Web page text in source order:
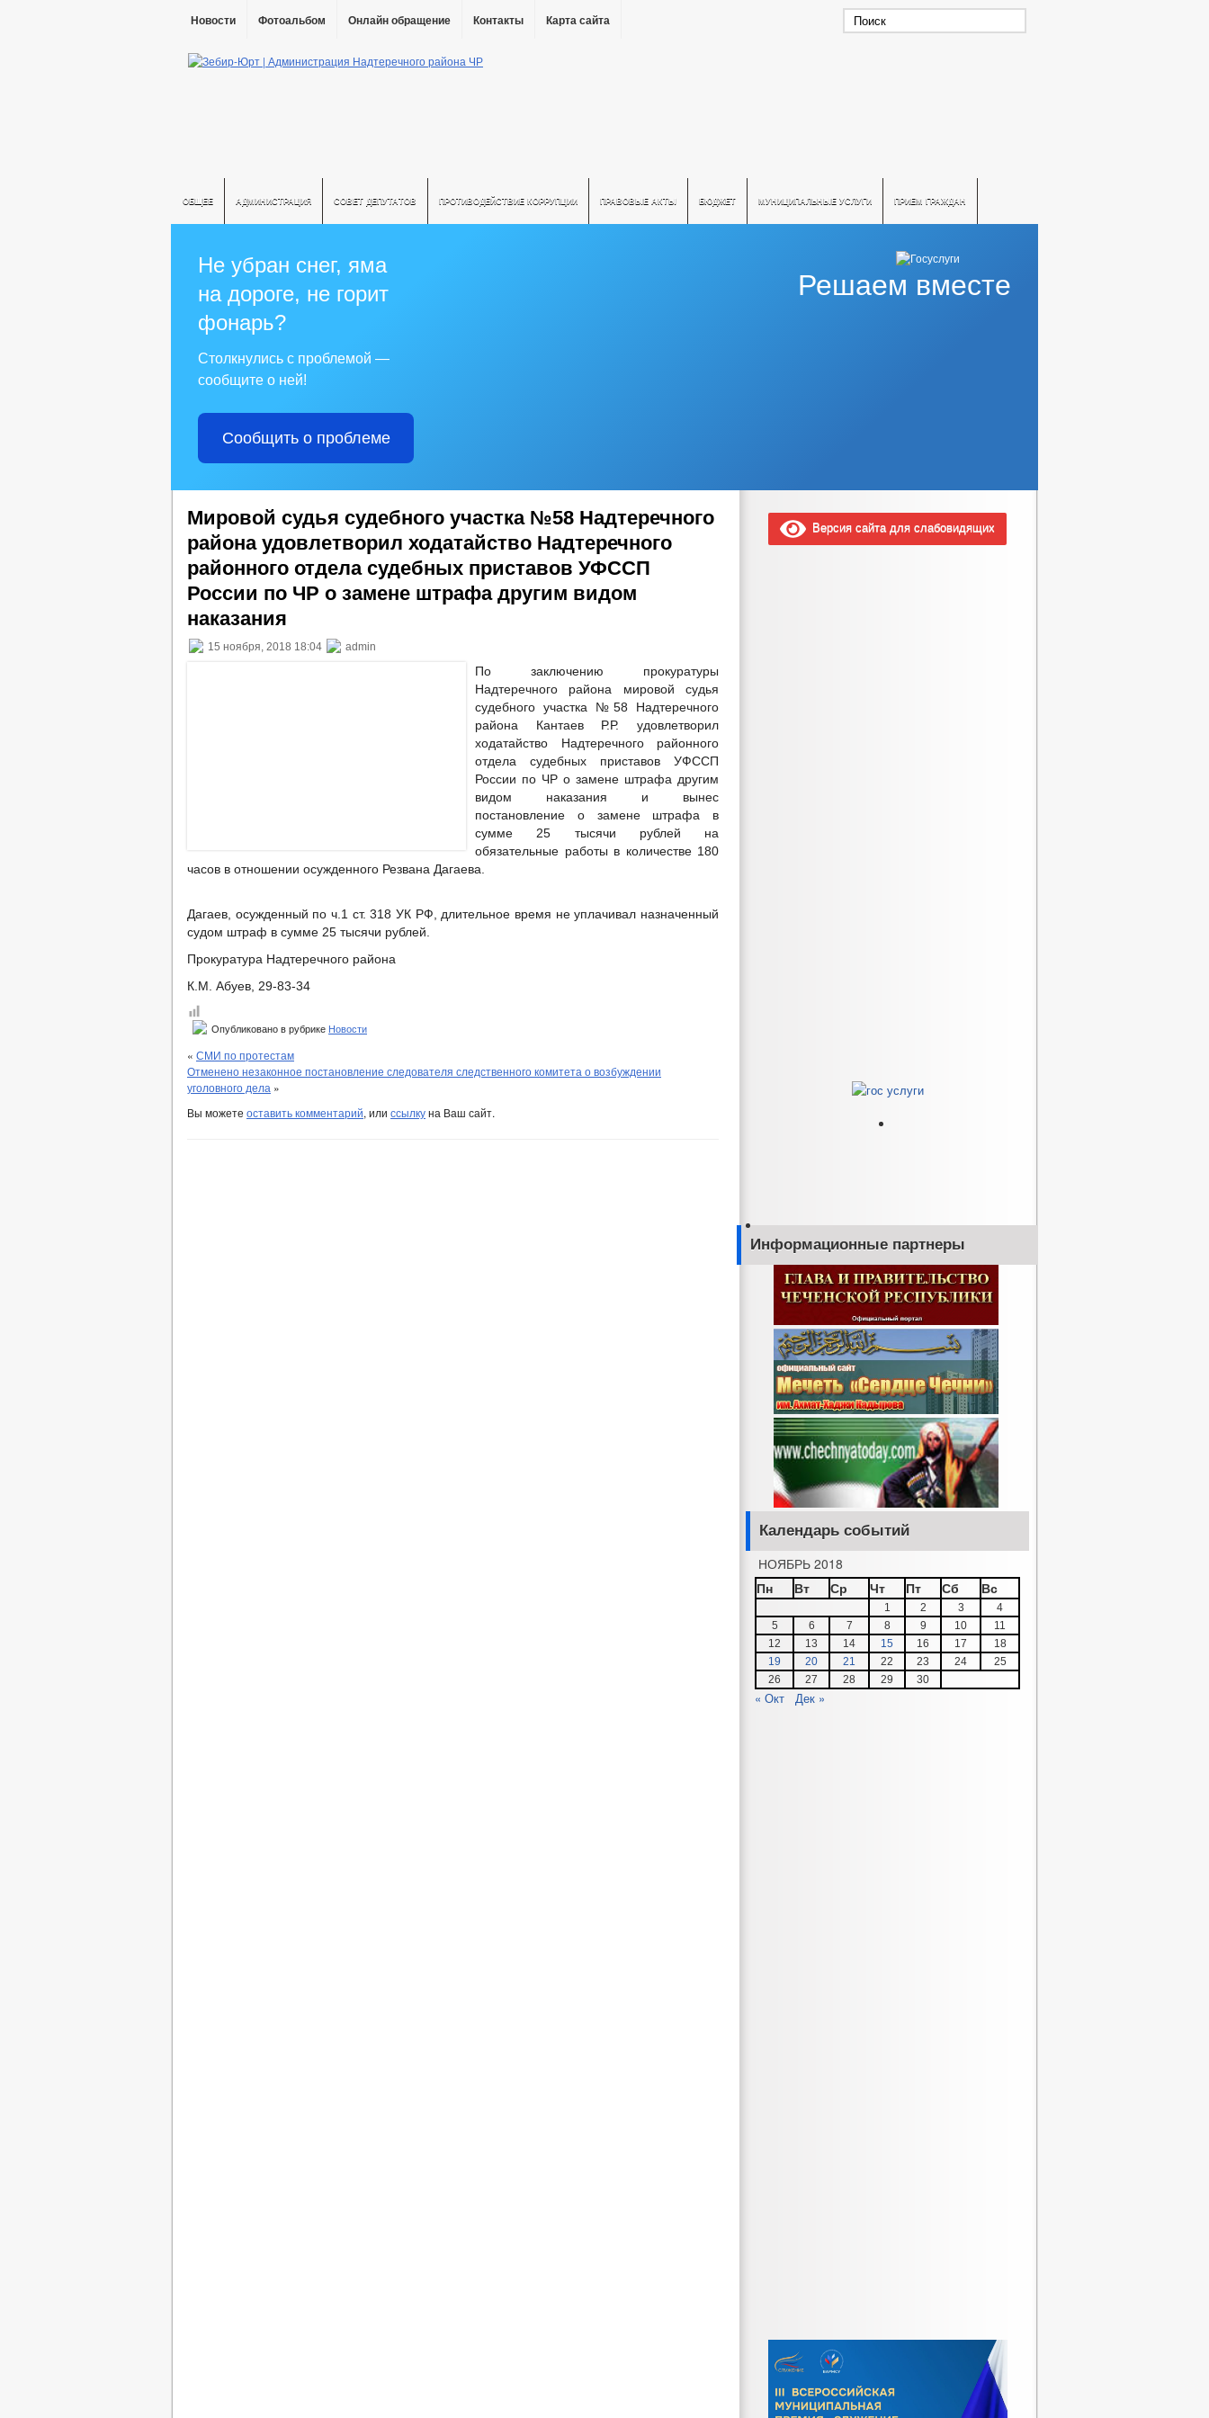
Новости Фотоальбом Онлайн обращение Контакты Карта сайта
ОБЩЕЕ АДМИНИСТРАЦИЯ СОВЕТ ДЕПУТАТОВ ПРОТИВОДЕЙСТВИЕ КОРРУПЦИИ ПРАВОВЫЕ АКТЫ БЮДЖЕТ МУНИЦИПАЛЬНЫЕ УСЛУГИ ПРИЕМ ГРАЖДАН
Решаем вместе
Не убран снег, яма
на дороге, не горит
фонарь?
Столкнулись с проблемой —
сообщите о ней!
Сообщить о проблеме
Мировой судья судебного участка №58 Надтеречного
района удовлетворил ходатайство Надтеречного
районного отдела судебных приставов УФССП
России по ЧР о замене штрафа другим видом
наказания
15 ноября, 2018 18:04 admin
По заключению прокуратуры
Надтеречного района мировой судья
судебного участка №58 Надтеречного
района Кантаев Р.Р. удовлетворил
ходатайство Надтеречного районного
отдела судебных приставов УФССП
России по ЧР о замене штрафа другим
видом наказания и вынес
постановление о замене штрафа в
сумме 25 тысячи рублей на
обязательные работы в количестве 180
часов в отношении осужденного Резвана Дагаева.
Дагаев, осужденный по ч.1 ст. 318 УК РФ, длительное время не уплачивал назначенный
судом штраф в сумме 25 тысячи рублей.
Прокуратура Надтеречного района
К.М. Абуев, 29-83-34
Опубликовано в рубрике Новости
« СМИ по протестам
Отменено незаконное постановление следователя следственного комитета о возбуждении
уголовного дела »
Вы можете оставить комментарий, или ссылкуна Ваш сайт.
Версия сайта для слабовидящих
Информационные партнеры
Календарь событий
НОЯБРЬ 2018
Пн
Вт Ср Чт Пт Сб Вс
1 2 3
4
5
6 7 8 9 10
11
12
13 14 15 16 17
18
19
20 21 22 23 24
25
26
27 28 29 30
« Окт Дек »